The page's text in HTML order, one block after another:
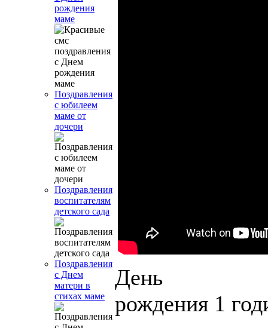
рождения
маме
Поздравления
с юбилеем
маме от
дочери
Поздравления
воспитателям
детского сада
Поздравления
с Днем
матери в
стихах маме
День
рождения 1